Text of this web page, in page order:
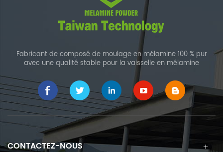
Fabricant de composé de moulage en mélamine 100 % pur
avec une qualité stable pour la vaisselle en mélamine
CONTACTEZ-NOUS